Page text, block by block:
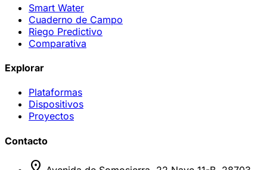
Smart Water
Cuaderno de Campo
Riego Predictivo
Comparativa
Explorar
Plataformas
Dispositivos
Proyectos
Contacto
location_on